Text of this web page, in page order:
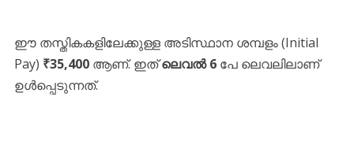
​ഈ തസ്തികകളിലേക്കുള്ള അടിസ്ഥാന ശമ്പളം (Initial
Pay) ₹35,400ആണ്. ഇത്ലെവൽ 6പേ ലെവലിലാണ്
ഉൾപ്പെടുന്നത്.